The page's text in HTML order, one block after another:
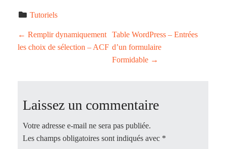
Tutoriels
P
n
← Remplir dynamiquement
les choix de sélection – ACF
Table WordPress – Entrées
d’un formulaire
Formidable →
Laissez un commentaire
Votre adresse e-mail ne sera pas publiée.
Les champs obligatoires sont indiqués avec *